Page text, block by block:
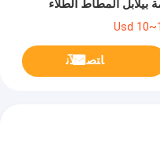
ﺎﺘﺼﻟ ﺍﻶﻧ